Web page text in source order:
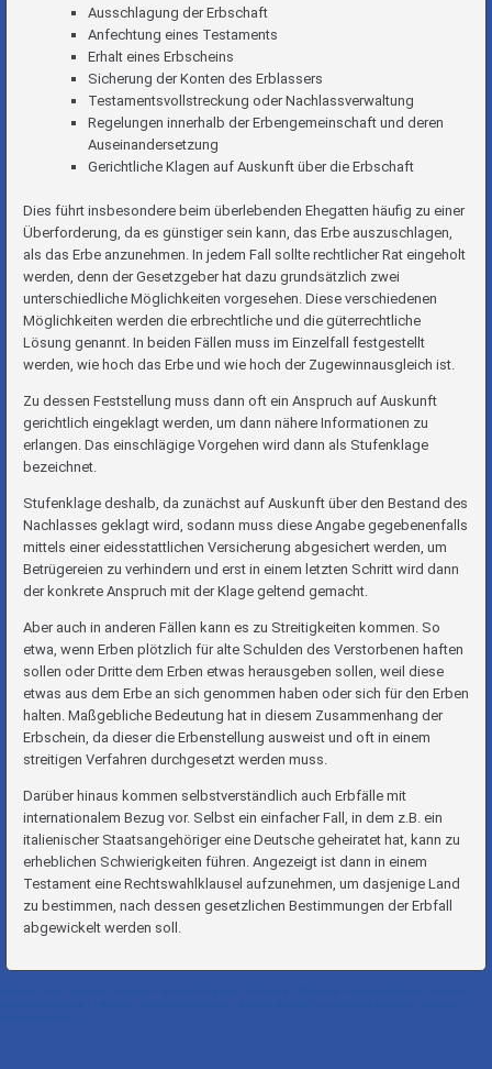
Ausschlagung der Erbschaft
Anfechtung eines Testaments
Erhalt eines Erbscheins
Sicherung der Konten des Erblassers
Testamentsvollstreckung oder Nachlassverwaltung
Regelungen innerhalb der Erbengemeinschaft und deren
Auseinandersetzung
Gerichtliche Klagen auf Auskunft über die Erbschaft
Dies führt insbesondere beim überlebenden Ehegatten häufig zu einer
Überforderung, da es günstiger sein kann, das Erbe auszuschlagen,
als das Erbe anzunehmen. In jedem Fall sollte rechtlicher Rat eingeholt
werden, denn der Gesetzgeber hat dazu grundsätzlich zwei
unterschiedliche Möglichkeiten vorgesehen. Diese verschiedenen
Möglichkeiten werden die erbrechtliche und die güterrechtliche
Lösung genannt. In beiden Fällen muss im Einzelfall festgestellt
werden, wie hoch das Erbe und wie hoch der Zugewinnausgleich ist.
Zu dessen Feststellung muss dann oft ein Anspruch auf Auskunft
gerichtlich eingeklagt werden, um dann nähere Informationen zu
erlangen. Das einschlägige Vorgehen wird dann als Stufenklage
bezeichnet.
Stufenklage deshalb, da zunächst auf Auskunft über den Bestand des
Nachlasses geklagt wird, sodann muss diese Angabe gegebenenfalls
mittels einer eidesstattlichen Versicherung abgesichert werden, um
Betrügereien zu verhindern und erst in einem letzten Schritt wird dann
der konkrete Anspruch mit der Klage geltend gemacht.
Aber auch in anderen Fällen kann es zu Streitigkeiten kommen. So
etwa, wenn Erben plötzlich für alte Schulden des Verstorbenen haften
sollen oder Dritte dem Erben etwas herausgeben sollen, weil diese
etwas aus dem Erbe an sich genommen haben oder sich für den Erben
halten. Maßgebliche Bedeutung hat in diesem Zusammenhang der
Erbschein, da dieser die Erbenstellung ausweist und oft in einem
streitigen Verfahren durchgesetzt werden muss.
Darüber hinaus kommen selbstverständlich auch Erbfälle mit
internationalem Bezug vor. Selbst ein einfacher Fall, in dem z.B. ein
italienischer Staatsangehöriger eine Deutsche geheiratet hat, kann zu
erheblichen Schwierigkeiten führen. Angezeigt ist dann in einem
Testament eine Rechtswahlklausel aufzunehmen, um dasjenige Land
zu bestimmen, nach dessen gesetzlichen Bestimmungen der Erbfall
abgewickelt werden soll.